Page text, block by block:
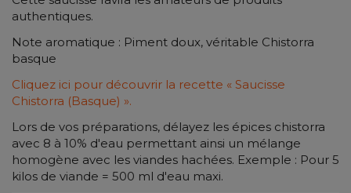
authentiques.
Note aromatique : Piment doux, véritable Chistorra
basque
Cliquez ici pour découvrir la recette « Saucisse
Chistorra (Basque) ».
Lors de vos préparations, délayez les épices chistorra
avec 8 à 10% d'eau permettant ainsi un mélange
homogène avec les viandes hachées. Exemple : Pour 5
kilos de viande = 500 ml d'eau maxi.